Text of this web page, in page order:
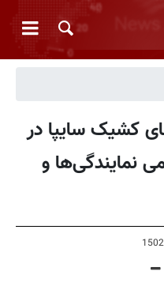
کشیک سایپا در
۱۴۰۵ (+اسامی نمایندگی‌ها و